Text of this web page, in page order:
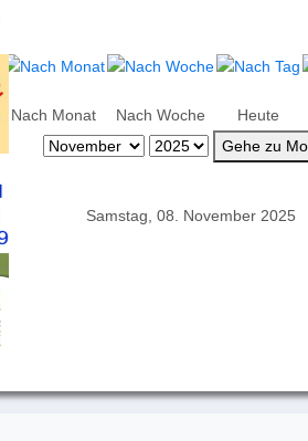
Nach Monat Nach Woche Heute
Gehe zu
Samstag, 08. November 2025